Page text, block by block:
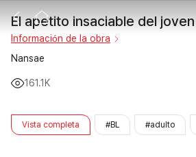
El
El apetito insaciable del
Información de la obra
Nansae
161.1K
Vista completa #BL #adulto